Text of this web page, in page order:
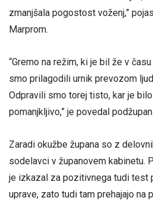
zmanjšala pogostost voženj,”
Marprom.
“Gremo na režim, ki je bil že v
smo prilagodili urnik prevozom
Odpravili smo torej tisto, kar je
pomanjkljivo,” je povedal podžupan.
Zaradi okužbe župana so z
sodelavci v županovem kabinetu.
je izkazal za pozitivnega tudi test
uprave, zato tudi tam prehajajo na